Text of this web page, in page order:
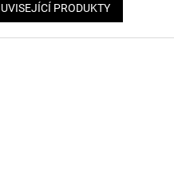
PRODUKTY